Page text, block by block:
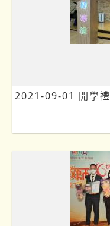
2021-09-01 開學禮